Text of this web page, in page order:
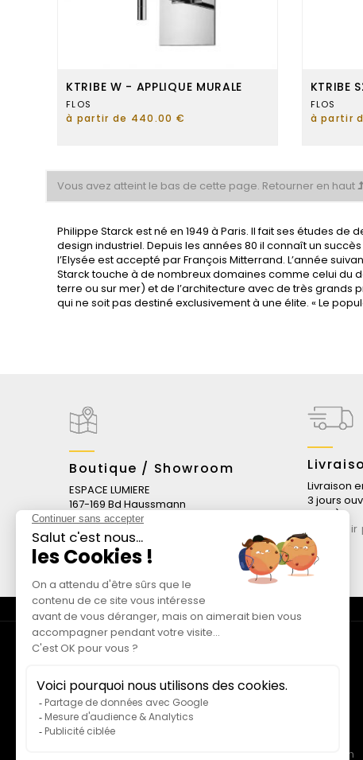
KTRIBE W - APPLIQUE MURALE
FLOS
à partir de 440.00 €
KTRIBE
FLOS
à partir
Vous avez atteint le bas de cette page. Retourner en haut
Philippe Starck est né en 1949 à Paris. Il fait ses études
design industriel. Depuis les années 80 il connaît un
l’Elysée est accepté par François Mitterrand. L’année
Starck touche à de nombreux domaines comme celui du
terre ou sur mer) et de l’architecture avec de très grands
qui ne soit pas destiné exclusivement à une élite. « Le
Boutique / Showroom
ESPACE LUMIERE
167-169 Bd Haussmann
75008 Paris
Du lundi au samedi
10 heures à 19 heures
haussmann@espace-lumiere.fr
Livraison
3 jours
stock)
En savoir
Luminaire Design
Lampe à poser Design